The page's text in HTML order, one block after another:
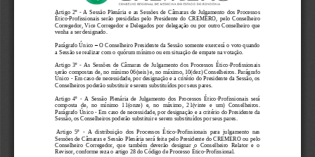
Artigo  2º - A  Sessão  Plenária  e  as  Sessões  de  Câmaras  de  Julgamento dos  Processos
Ético-Profissionais  serão  presididas  pelo  Presidente  do  CREMERO ,  pelo  Conselheiro
Corregedor, Vice Corregedor e Delegados por delegação ou por outro Conselheiro que
venha a ser designado.
Parágrafo Único – O Conselheiro Presidente da Sessão somente exercerá o voto quando
a Sessão se realizar com o quórum mínimo ou em situação de empate na votação.
Artigo  3º - As  Sessões  de  Câmaras  de  Julgamento  dos  Processos  Ético-Profissionais
serão compostas de, no mínimo 06(seis) e, no máximo, 10(dez) Conselheiros. Parágrafo
Único - Em caso de necessidade, por designação e a critério do Presidente da Sessão, os
Conselheiros poderão substituir e serem substituídos por seus pares.
Artigo  4º - A  Sessão  Plenária  de  Julgamento  dos  Processos  Ético-Profissionais  será
composta  de,  no  mínimo  11(onze)  e,  no  máximo,  21(vinte  e  um)  Conselheiros.
Parágrafo Único - Em caso de necessidade, por designação e a critério do Presidente da
Sessão, os Conselheiros poderão substituir e serem substituídos por seus pares.
Artigo  5º - A  distribuição  dos  Processos  Ético-Profissionais  para  julgamento  nas
Sessões de Câmaras e Sessão Plenária será feita pelo Presidente do CREMERO ou pelo
Conselheiro  Corregedor,  que  também  deverão  designar  o  Conselheiro  Relator  e  o
Revisor, conforme reza o artigo 28 do Código de Processo Ético-Profissional.